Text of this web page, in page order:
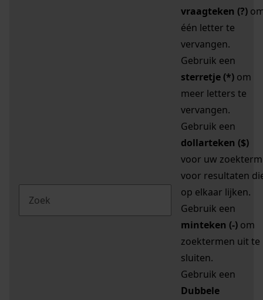
vraagteken (?)
één letter te
vervangen.
Gebruik een
sterretje (*) om
meer letters te
vervangen.
Gebruik een
dollarteken ($)
voor uw zoekterm
voor resultaten
op elkaar lijken.
Gebruik een
minteken (-) om
zoektermen uit te
sluiten.
Gebruik een
Dubbele